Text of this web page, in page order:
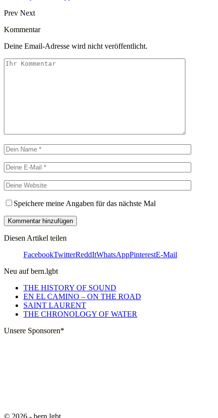
Prev Next
Kommentar
Deine Email-Adresse wird nicht veröffentlicht.
Speichere meine Angaben für das nächste Mal
Diesen Artikel teilen
FacebookTwitterReddItWhatsAppPinterestE-Mail
Neu auf bern.lgbt
THE HISTORY OF SOUND
EN EL CAMINO – ON THE ROAD
SAINT LAURENT
THE CHRONOLOGY OF WATER
Unsere Sponsoren*
© 2026 - bern.lgbt